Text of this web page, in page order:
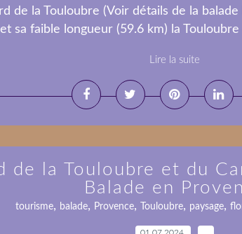
de la Touloubre (Voir détails de la
sa faible longueur (59.6 km) la Touloubre
Lire la suite
de la Touloubre et du
Balade en
tourisme, balade, Provence, Touloubre, paysage,